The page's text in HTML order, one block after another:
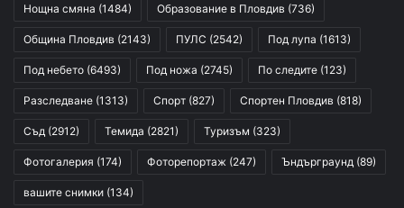
Нощна смяна (1484) Образование в Пловдив (736)
Община Пловдив (2143) ПУЛС (2542) Под лупа (1613)
Под небето (6493) Под ножа (2745) По следите (123)
Разследване (1313) Спорт (827) Спортен Пловдив (818)
Съд (2912) Темида (2821) Туризъм (323)
Фотогалерия (174) Фоторепортаж (247) Ъндърграунд (89)
вашите снимки (134)